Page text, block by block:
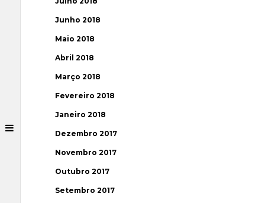
Junho 2018
Maio 2018
Abril 2018
Março 2018
Fevereiro 2018
Janeiro 2018
Dezembro 2017
Novembro 2017
Outubro 2017
Setembro 2017